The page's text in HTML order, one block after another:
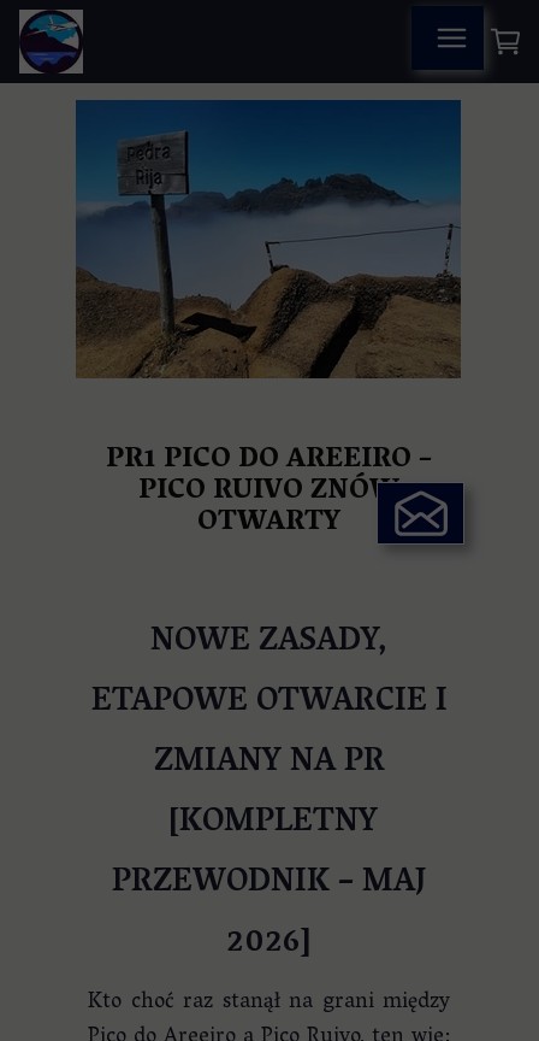
PR1 PICO DO AREEIRO –
PICO RUIVO ZNÓW
OTWARTY
NOWE ZASADY,
ETAPOWE OTWARCIE I
ZMIANY NA PR
[KOMPLETNY
PRZEWODNIK – MAJ
2026]
Kto choć raz stanął na grani między